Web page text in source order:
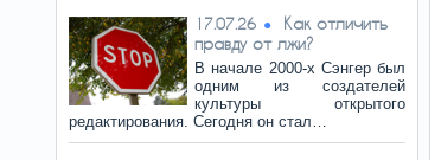
17.07.26
Как отличить
правду от лжи?
В начале 2000-х Сэнгер был
одним из создателей
культуры открытого
редактирования. Сегодня он стал…